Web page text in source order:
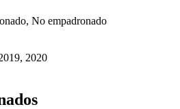
No empadronado
2020